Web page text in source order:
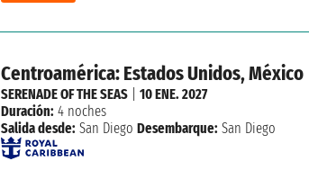
Centroamérica: Estados Unidos, México
SERENADE OF THE SEAS| 10 ENE. 2027
Duración: 4 noches
Salida desde: San Diego Desembarque: San Diego